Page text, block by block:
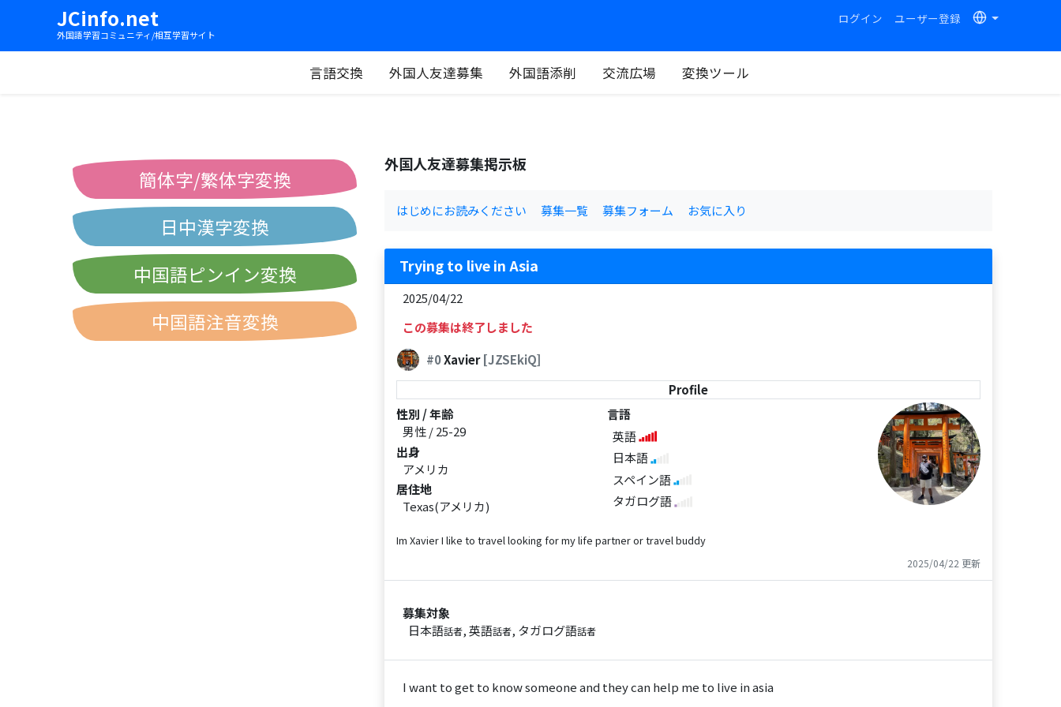
JCinfo.net
外国語学習コミュニティ/相互学習サイト
ログイン ユーザー登録
言語交換 外国人友達募集 外国語添削 交流広場 変換ツール
外国人友達募集掲示板
はじめにお読みください 募集一覧 募集フォーム お気に入り
Trying to live in Asia
2025/04/22
この募集は終了しました
#0Xavier[JZSEkiQ]
Profile
性別 / 年齢
男性 / 25-29
出身
アメリカ
居住地
Texas(アメリカ)
言語
英語
日本語
スペイン語
タガログ語
Im Xavier I like to travel looking for my life partner or travel buddy
2025/04/22 更新
募集対象
日本語話者, 英語話者, タガログ語話者
I want to get to know someone and they can help me to live in asia
簡体字/繁体字変換
日中漢字変換
中国語ピンイン変換
中国語注音変換